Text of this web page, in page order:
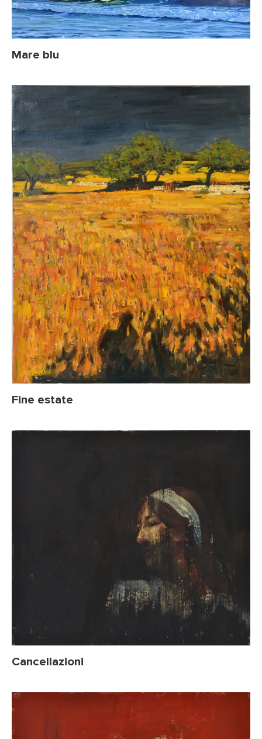
Mare blu
Fine estate
Cancellazioni